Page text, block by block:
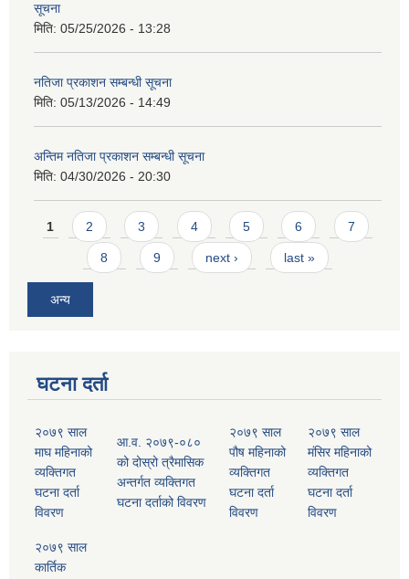
सूचना
मिति: 05/25/2026 - 13:28
नतिजा प्रकाशन सम्बन्धी सूचना
मिति: 05/13/2026 - 14:49
अन्तिम नतिजा प्रकाशन सम्बन्धी सूचना
मिति: 04/30/2026 - 20:30
Pages
1 2 3 4 5 6 7
8 9 next › last »
अन्य
घटना दर्ता
२०७९ साल
माघ महिनाको
व्यक्तिगत
घटना दर्ता
विवरण
आ.व. २०७९-०८०
को दोस्रो त्रैमासिक
अन्तर्गत व्यक्तिगत
घटना दर्ताको विवरण
२०७९ साल
पौष महिनाको
व्यक्तिगत
घटना दर्ता
विवरण
२०७९ साल
मंसिर महिनाको
व्यक्तिगत
घटना दर्ता
विवरण
२०७९ साल
कार्तिक